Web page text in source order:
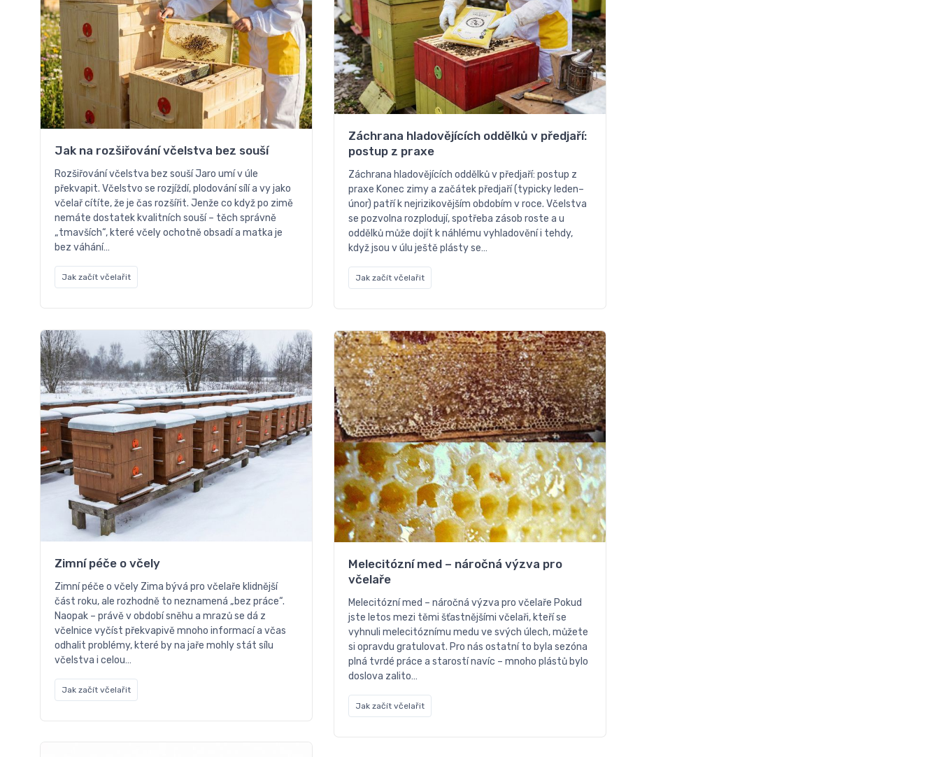
Záchrana hladovějících oddělků v předjaří:
postup z praxe
Záchrana hladovějících oddělků v předjaří: postup z
praxe Konec zimy a začátek předjaří (typicky leden–
únor) patří k nejrizikovějším obdobím v roce. Včelstva
se pozvolna rozplodují, spotřeba zásob roste a u
oddělků může dojít k náhlému vyhladovění i tehdy,
když jsou v úlu ještě plásty se…
Jak začít včelařit
Jak na rozšiřování včelstva bez souší
Rozšiřování včelstva bez souší Jaro umí v úle
překvapit. Včelstvo se rozjíždí, plodování sílí a vy jako
včelař cítíte, že je čas rozšířit. Jenže co když po zimě
nemáte dostatek kvalitních souší – těch správně
„tmavších“, které včely ochotně obsadí a matka je
bez váhání…
Jak začít včelařit
Zimní péče o včely
Zimní péče o včely Zima bývá pro včelaře klidnější
část roku, ale rozhodně to neznamená „bez práce“.
Naopak – právě v období sněhu a mrazů se dá z
včelnice vyčíst překvapivě mnoho informací a včas
odhalit problémy, které by na jaře mohly stát sílu
včelstva i celou…
Jak začít včelařit
Melecitózní med – náročná výzva pro
včelaře
Melecitózní med – náročná výzva pro včelaře Pokud
jste letos mezi těmi šťastnějšími včelaři, kteří se
vyhnuli melecitóznímu medu ve svých úlech, můžete
si opravdu gratulovat. Pro nás ostatní to byla sezóna
plná tvrdé práce a starostí navíc – mnoho plástů bylo
doslova zalito…
Jak začít včelařit